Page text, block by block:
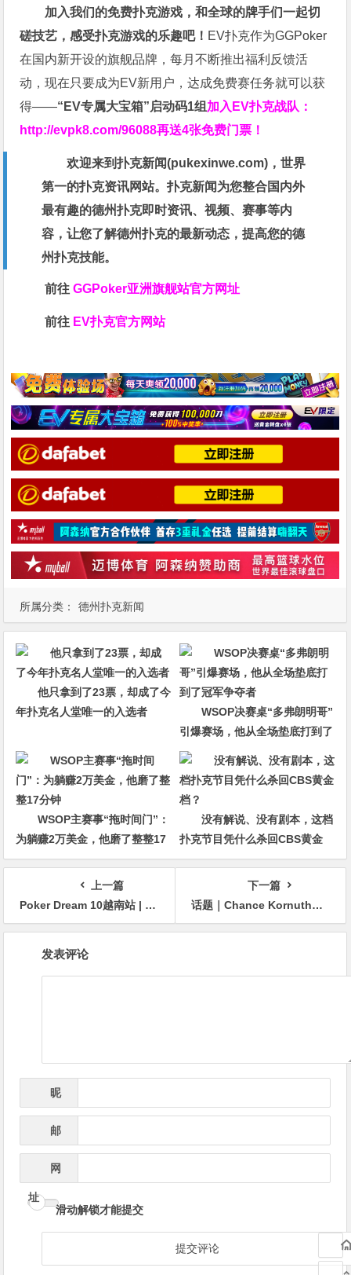
所属分类： 德州扑克新闻
加入我们的免费扑克游戏，和全球的牌手们一起切
磋技艺，感受扑克游戏的乐趣吧！ EV扑克作为GGPoker
在国内新开设的旗舰品牌，每月不断推出福利反馈活
动，现在只要成为EV新用户，达成免费赛任务就可以获
得——“EV专属大宝箱”启动码1组加入EV扑克战队：
http://evpk8.com/96088再送4张免费门票！
欢迎来到扑克新闻(pukexinwe.com)，世界
第一的扑克资讯网站。扑克新闻为您整合国内外
最有趣的德州扑克即时资讯、视频、赛事等内
容，让您了解德州扑克的最新动态，提高您的德
州扑克技能。
前往GGPoker亚洲旗舰站官方网址
前往 EV扑克官方网站
他只拿到了23票，却成了今
年扑克名人堂唯一的入选者
WSOP决赛桌“多弗朗明哥”
引爆赛场，他从全场垫底打到了
冠军争夺者
WSOP主赛事“拖时间门”：
为躺赚2万美金，他磨了整整17
分钟
没有解说、没有剧本，这档
扑克节目凭什么杀回CBS黄金
档？
上一篇
Poker Dream 10越南站 | 比赛渐入佳境，多位国人牌手抵达征战
下一篇
话题｜Chance Kornuth：不要犯我上次 WSOP 犯的同样错误
发表评论
昵
*
邮
*
网
址
滑动解锁才能提交